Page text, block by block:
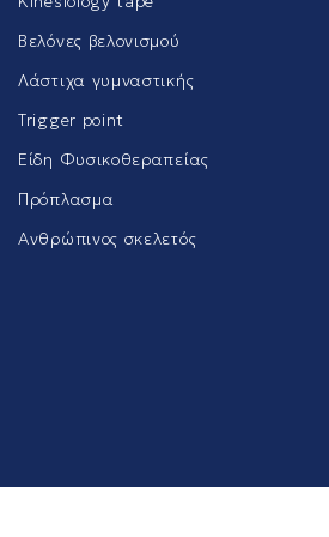
Βελόνες βελονισμού
Λάστιχα γυμναστικής
Trigger point
Είδη Φυσικοθεραπείας
Πρόπλασμα
Ανθρώπινος σκελετός